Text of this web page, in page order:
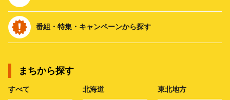
番組・特集・キャンペーンから探す
まちから探す
すべて 北海道 東北地方